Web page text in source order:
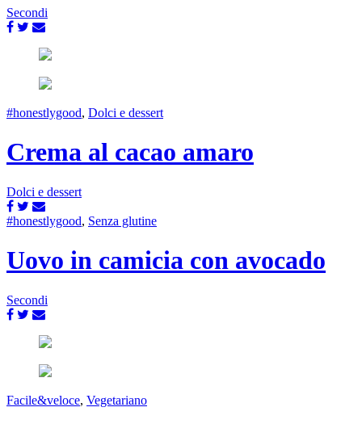
Secondi
#honestlygood, Dolci e dessert
Crema al cacao amaro
Dolci e dessert
#honestlygood, Senza glutine
Uovo in camicia con avocado
Secondi
Facile&veloce, Vegetariano